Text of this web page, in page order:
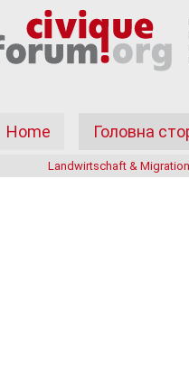
Home Головна
Landwirtschaft & Migration